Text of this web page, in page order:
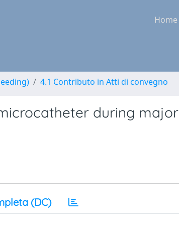
Home
4.1 Contributo in Atti di convegno
during major
(DC)